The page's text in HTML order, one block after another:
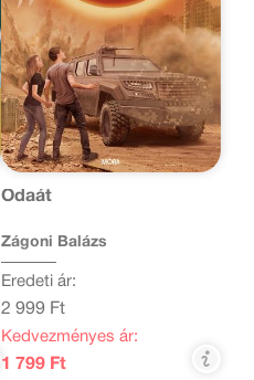
Odaát
Zágoni Balázs
Eredeti ár:
2 999 Ft
Kedvezményes ár:
1 799 Ft